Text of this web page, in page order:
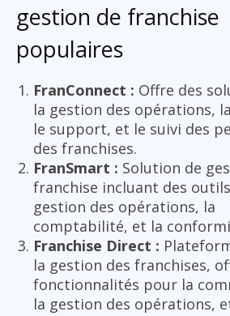
gestion de franchise
populaires
FranConnect : Offre des
la gestion des opérations,
le support, et le suivi des
des franchises.
FranSmart : Solution de
franchise incluant des
gestion des opérations, la
comptabilité, et la
Franchise Direct :
la gestion des franchises,
fonctionnalités pour la
la gestion des opérations,